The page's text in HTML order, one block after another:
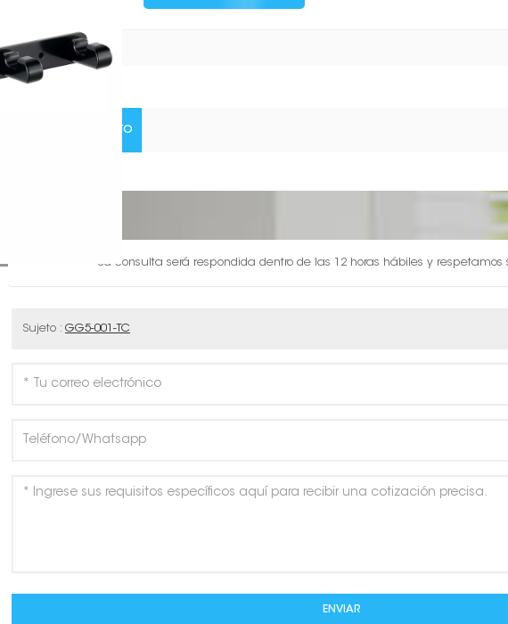
DETALLES DE PRODUCTO
Su consulta será respondida dentro de las 12 horas hábiles y
Sujeto : GG5-001-TC
ENVIAR